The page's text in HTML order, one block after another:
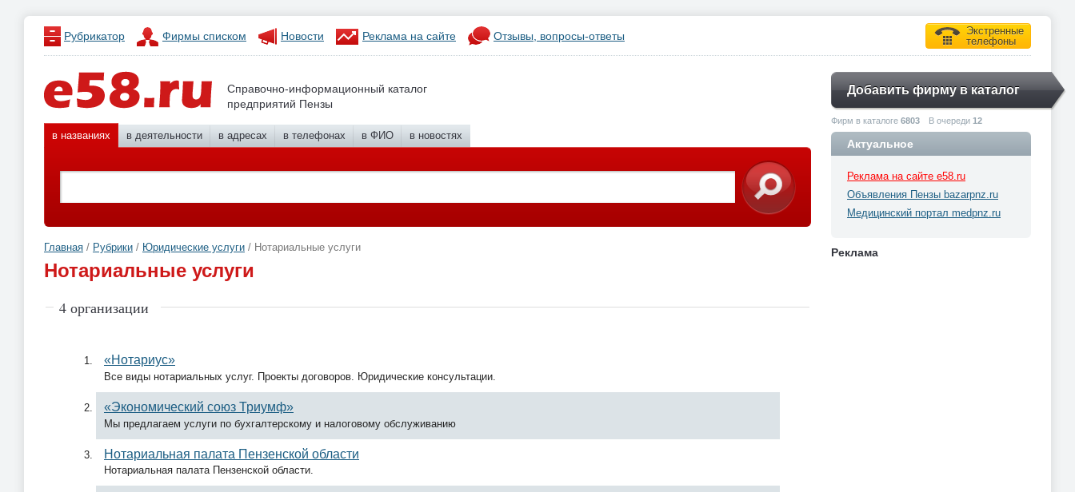
Рубрикатор Фирмы списком Новости Реклама на сайте Отзывы, вопросы-ответы
Экстренные
телефоны
Справочно-информационный каталог
предприятий Пензы
Добавить фирму в каталог
Фирм в каталоге 6803 В очереди 12
в названиях в деятельности в адресах в телефонах в ФИО в новостях
Главная / Рубрики / Юридические услуги / Нотариальные услуги
Нотариальные услуги
4 организации
«Нотариус»
Все виды нотариальных услуг. Проекты договоров. Юридические консультации.
«Экономический союз Триумф»
Мы предлагаем услуги по бухгалтерскому и налоговому обслуживанию
Нотариальная палата Пензенской области
Нотариальная палата Пензенской области.
Актуальное
Реклама на сайте e58.ru
Объявления Пензы bazarpnz.ru
Медицинский портал medpnz.ru
Реклама